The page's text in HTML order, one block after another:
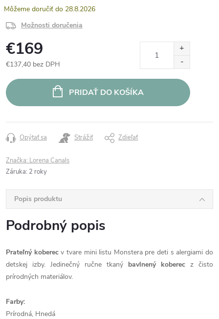
28.8.2026
Možnosti doručenia
€169
€137,40 bez DPH
cena:
PRIDAŤ DO KOŠÍKA
Opýtať sa Strážiť Zdieľať
Značka: Lorena Canals
Záruka: 2 roky
Popis produktu
Podrobný popis
Prateľný koberecv tvare mini listu Monstera pre deti s alergiami do
detskej izby. Jedinečný ručne tkaný bavlnený koberec z čisto
prírodných materiálov.
Farby:
Prírodná, Hnedá